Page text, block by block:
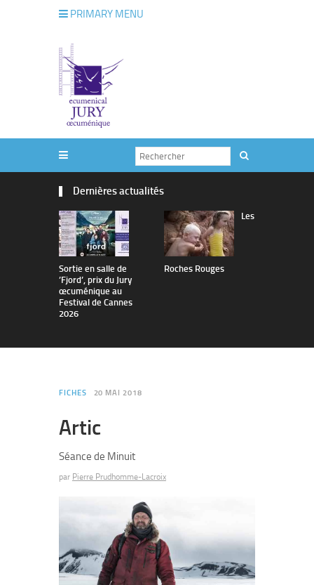
PRIMARY MENU
Dernières actualités
Sortie en salle de
’Fjord’, prix du Jury
œcuménique au
Festival de Cannes
2026
Les
Roches Rouges
FICHES 20 MAI 2018
Artic
Séance de Minuit
par Pierre Prudhomme-Lacroix